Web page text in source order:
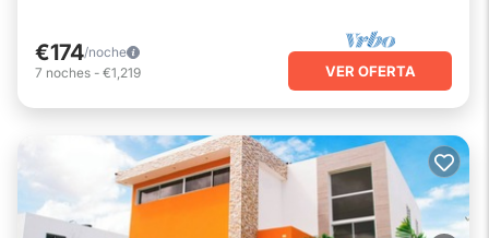
€174/noche
7 noches - €1,219 VER OFERTA